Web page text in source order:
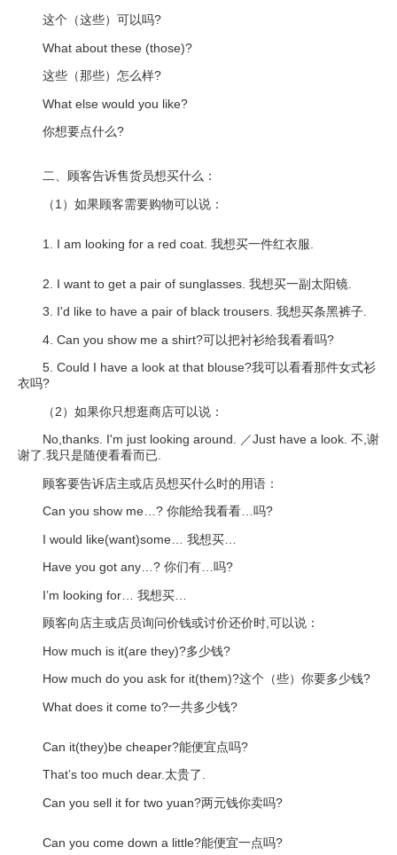
这个（这些）可以吗?
What about these (those)?
这些（那些）怎么样?
What else would you like?
你想要点什么?
二、顾客告诉售货员想买什么：
（1）如果顾客需要购物可以说：
1. I am looking for a red coat. 我想买一件红衣服.
2. I want to get a pair of sunglasses. 我想买一副太阳镜.
3. I'd like to have a pair of black trousers. 我想买条黑裤子.
4. Can you show me a shirt?可以把衬衫给我看看吗?
5. Could I have a look at that blouse?我可以看看那件女式衫
衣吗?
（2）如果你只想逛商店可以说：
No,thanks. I'm just looking around. ／Just have a look. 不,谢
谢了.我只是随便看看而已.
顾客要告诉店主或店员想买什么时的用语：
Can you show me…? 你能给我看看…吗?
I would like(want)some… 我想买…
Have you got any…? 你们有…吗?
I’m looking for… 我想买…
顾客向店主或店员询问价钱或讨价还价时,可以说：
How much is it(are they)?多少钱?
How much do you ask for it(them)?这个（些）你要多少钱?
What does it come to?一共多少钱?
Can it(they)be cheaper?能便宜点吗?
That’s too much dear.太贵了.
Can you sell it for two yuan?两元钱你卖吗?
Can you come down a little?能便宜一点吗?